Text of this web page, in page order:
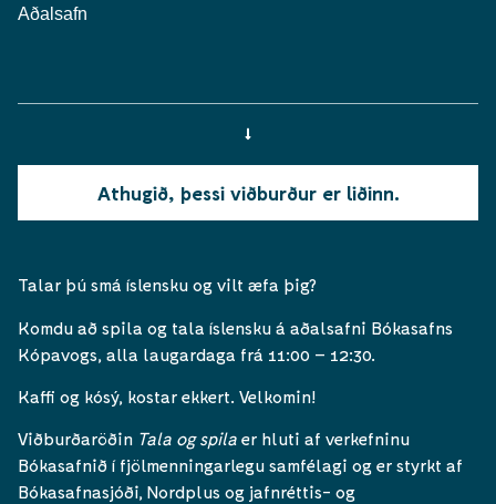
Aðalsafn
Athugið, þessi viðburður er liðinn.
Talar þú smá íslensku og vilt æfa þig?
Komdu að spila og tala íslensku á aðalsafni Bókasafns
Kópavogs, alla laugardaga frá 11:00 – 12:30.
Kaffi og kósý, kostar ekkert. Velkomin!
Viðburðaröðin Tala og spila er hluti af verkefninu
Bókasafnið í fjölmenningarlegu samfélagi og er styrkt af
Bókasafnasjóði, Nordplus og jafnréttis- og